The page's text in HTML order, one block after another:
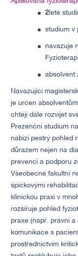
2 leté
studium v
navazuje
absolvent
Navazující
je určen
chtějí dále rozvíjet
Prezenční studium
nabízí pestrý pohled
důrazem nejen na
prevenci a podporu
Všeobecné fakultní
špičkovými
klinickou praxi v
rozšiřuje pohled
praxe (např. právní
komunikace s
prostřednictvím